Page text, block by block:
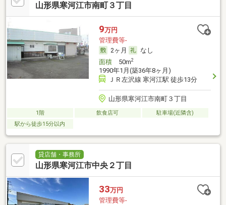
山形県寒河江市南町３丁目
9万円
管理費等-
2ヶ月
なし
面積50m2
1990年1月(築36年8ヶ月)
ＪＲ左沢線 寒河江駅 徒歩13分
山形県寒河江市南町３丁目
1階 飲食店可
駐車場(近隣含)
駅から徒歩15分以内
貸店舗・事務所
山形県寒河江市中央２丁目
33万円
管理費等-